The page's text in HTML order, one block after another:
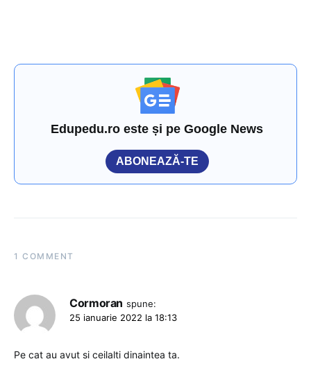
Edupedu.ro este și pe Google News
ABONEAZĂ-TE
1 COMMENT
Cormoran spune:
25 ianuarie 2022 la 18:13
Pe cat au avut si ceilalti dinaintea ta.